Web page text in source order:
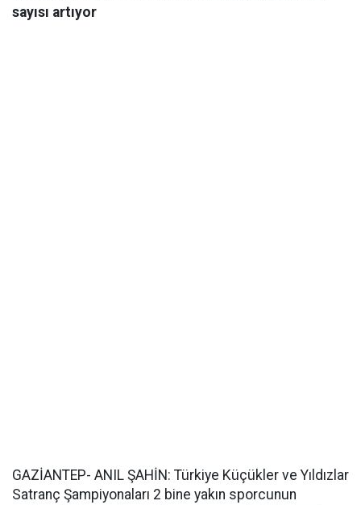
sayısı artıyor
GAZİANTEP- ANIL ŞAHİN: Türkiye Küçükler ve Yıldızlar
Satranç Şampiyonaları 2 bine yakın sporcunun